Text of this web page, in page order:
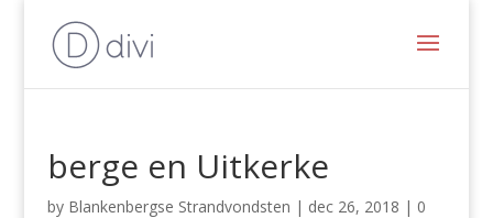
berge en Uitkerke
by Blankenbergse Strandvondsten | dec 26, 2018 | 0